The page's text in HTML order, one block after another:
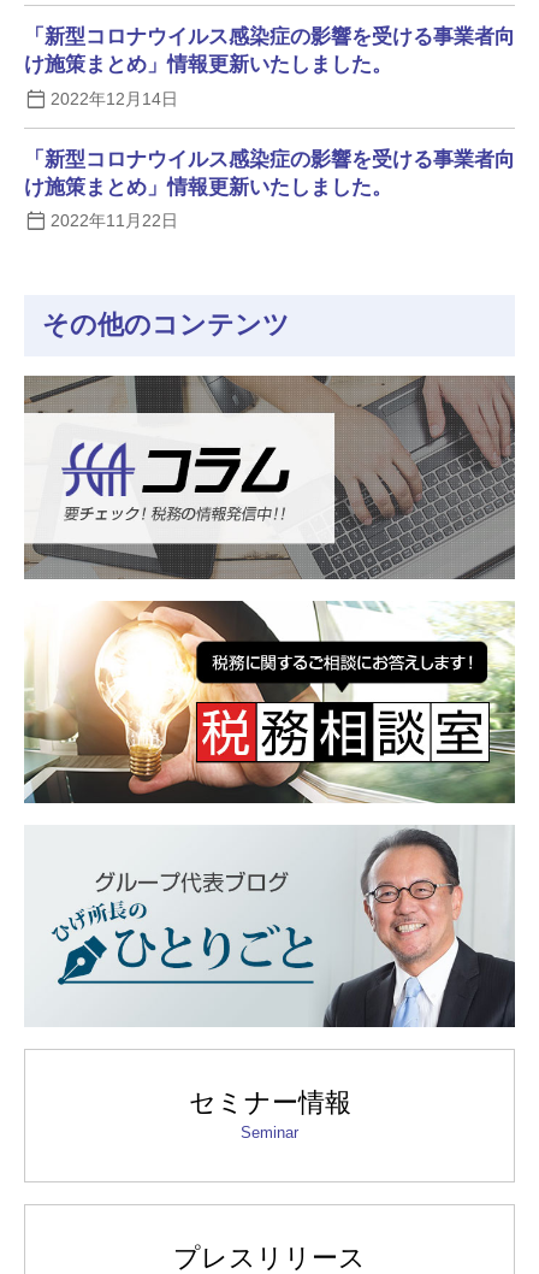
「新型コロナウイルス感染症の影響を受ける事業者向
け施策まとめ」情報更新いたしました。
2022年12月14日
「新型コロナウイルス感染症の影響を受ける事業者向
け施策まとめ」情報更新いたしました。
2022年11月22日
その他のコンテンツ
セミナー情報
Seminar
プレスリリース